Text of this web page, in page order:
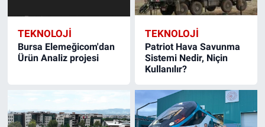
TEKNOLOJİ
Bursa Elemeğicom'dan
Ürün Analiz projesi
TEKNOLOJİ
Patriot Hava Savunma
Sistemi Nedir, Niçin
Kullanılır?